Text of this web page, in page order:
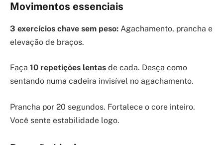
Movimentos essenciais
3 exercícios chave sem peso: Agachamento, prancha e
elevação de braços.
Faça 10 repetições lentas de cada. Desça como
sentando numa cadeira invisível no agachamento.
Prancha por 20 segundos. Fortalece o core inteiro.
Você sente estabilidade logo.